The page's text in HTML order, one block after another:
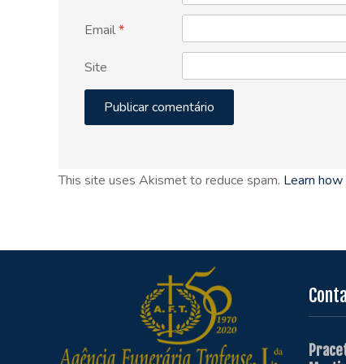
Email*
Site
This site uses Akismet to reduce spam. Learn